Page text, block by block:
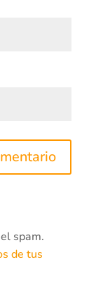
spam.
de tus